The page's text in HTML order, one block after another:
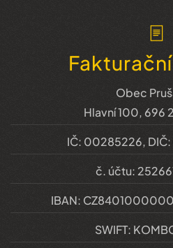
Obec
Hlavní 100, 696
IČ: 00285226,
č. účtu:
IBAN:
SWIFT: